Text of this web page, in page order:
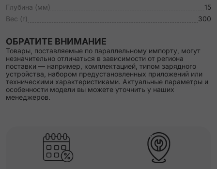
Глубина (мм)
15
Вес (г)
300
ОБРАТИТЕ ВНИМАНИЕ
Товары, поставляемые по параллельному импорту, могут
незначительно отличаться в зависимости от региона
поставки — например, комплектацией, типом зарядного
устройства, набором предустановленных приложений или
техническими характеристиками. Актуальные параметры и
особенности модели вы можете уточнить у наших
менеджеров.